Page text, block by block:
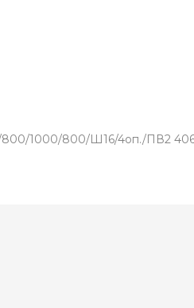
1000/800/Ш16/4оп./ПВ2